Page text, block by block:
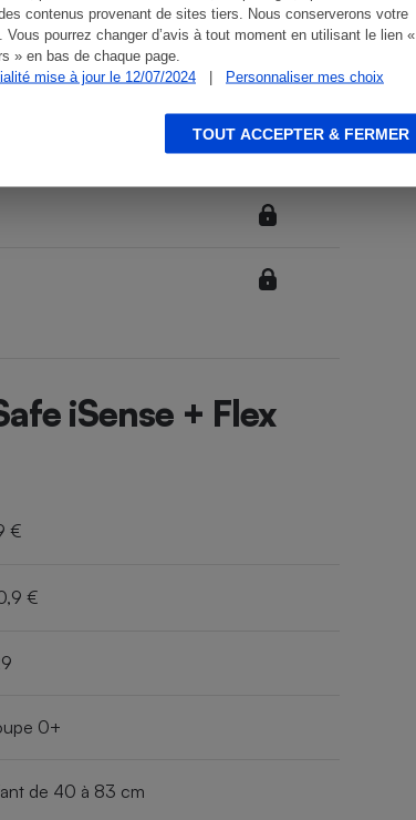
contenus provenant de sites tiers. Nous conserverons votre
pourrez changer d’avis à tout moment en utilisant le lien «
» en bas de chaque page.
mise à jour le 12/07/2024
| Personnaliser mes choix
TOUT ACCEPTER & FERMER
iSense + Flex
€
€
0+
de 40 à 83 cm